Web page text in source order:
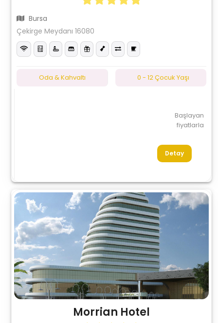
Bursa
Çekirge Meydanı 16080
Oda & Kahvaltı 0 - 12 Çocuk Yaşı
Başlayan
fiyatlarla
Detay
Morrian Hotel